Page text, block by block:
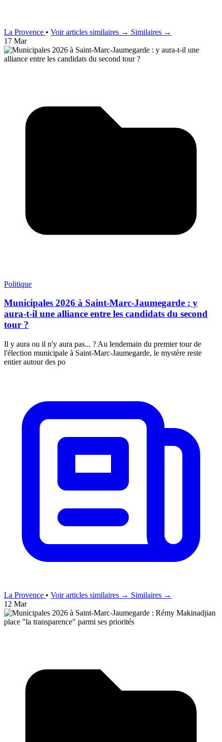
La Provence • Voir articles similaires → Similaires →
17 Mar
Politique
Municipales 2026 à Saint-Marc-Jaumegarde : y
aura-t-il une alliance entre les candidats du second
tour ?
Il y aura ou il n'y aura pas... ? Au lendemain du premier tour de
l'élection municipale à Saint-Marc-Jaumegarde, le mystère reste
entier autour des po
La Provence • Voir articles similaires → Similaires →
12 Mar